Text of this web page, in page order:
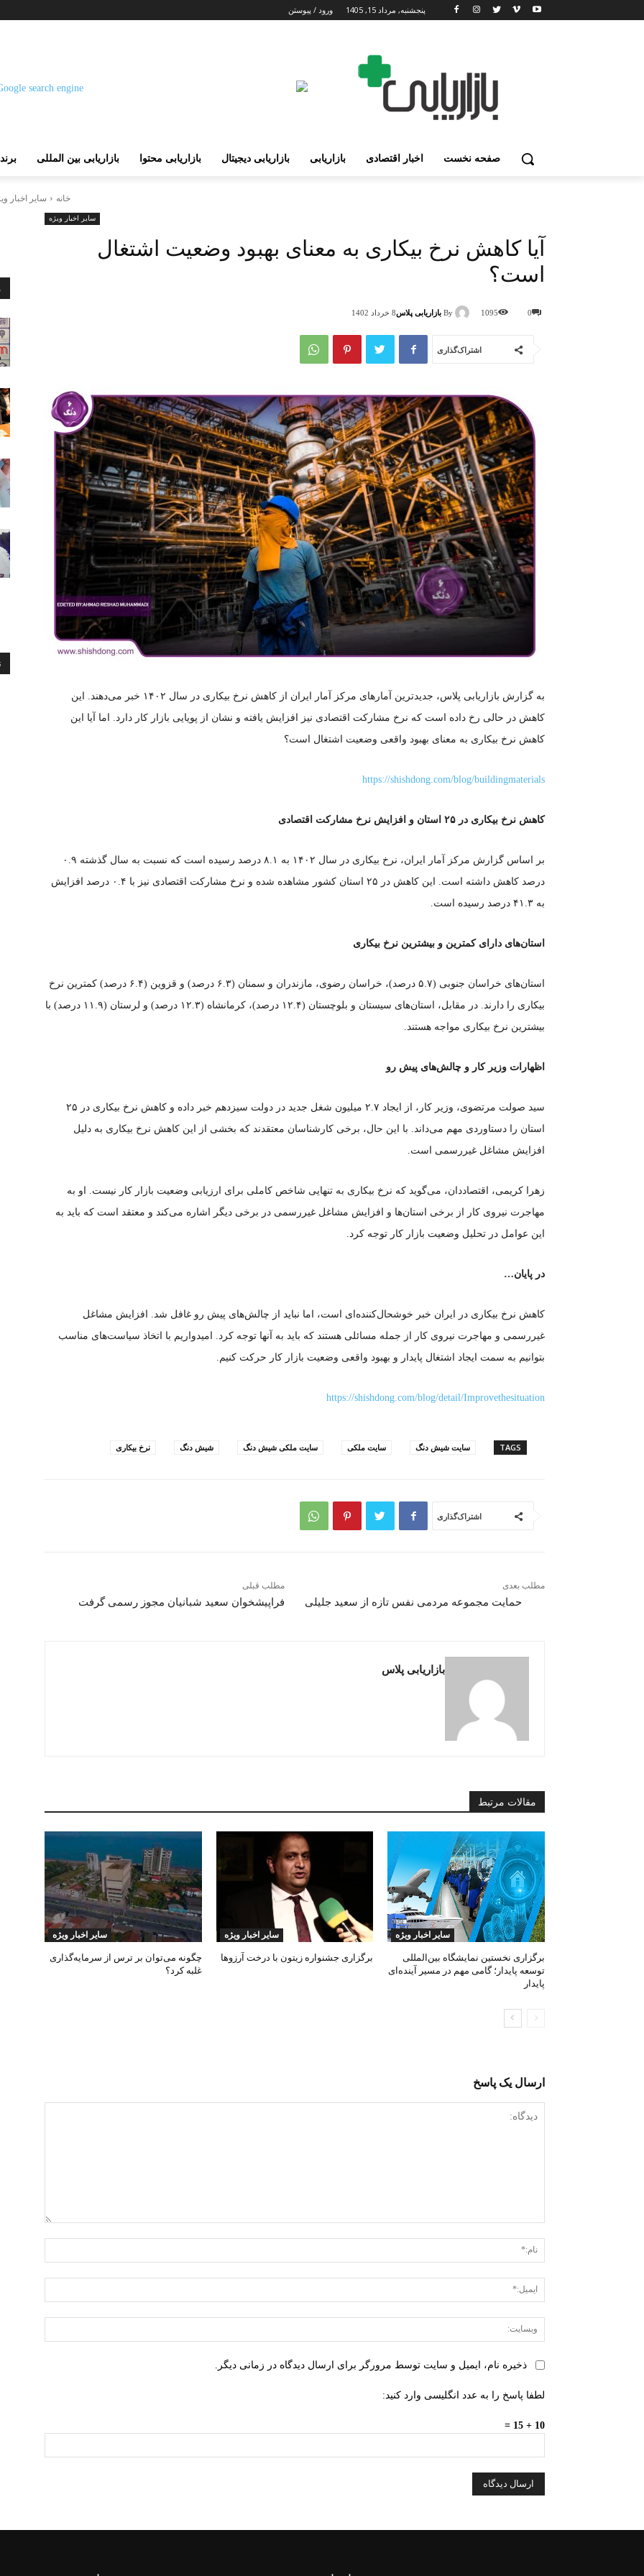
پنجشنبه, مرداد 15, 1405 ورود / پیوستن
صفحه نخست اخبار اقتصادی بازاریابی بازاریابی دیجیتال بازاریابی محتوا بازاریابی بین المللی
خانه سایر اخبار
سایر اخبار ویژه
آیا کاهش نرخ بیکاری به معنای بهبود وضعیت اشتغال
است؟
By بازاریابی پلاس8 خرداد 1402 0
1095
اشتراک‌گذاری
به گزارش بازاریابی پلاس، جدیدترین آمارهای مرکز آمار ایران از کاهش نرخ بیکاری در سال ۱۴۰۲ خبر می‌دهند. این
کاهش در حالی رخ داده است که نرخ مشارکت اقتصادی نیز افزایش یافته و نشان از پویایی بازار کار دارد. اما آیا این
کاهش نرخ بیکاری به معنای بهبود واقعی وضعیت اشتغال است؟
https://shishdong.com/blog/buildingmaterials
کاهش نرخ بیکاری در ۲۵ استان و افزایش نرخ مشارکت اقتصادی
بر اساس گزارش مرکز آمار ایران، نرخ بیکاری در سال ۱۴۰۲ به ۸.۱ درصد رسیده است که نسبت به سال گذشته ۰.۹
درصد کاهش داشته است. این کاهش در ۲۵ استان کشور مشاهده شده و نرخ مشارکت اقتصادی نیز با ۰.۴ درصد افزایش
به ۴۱.۳ درصد رسیده است.
استان‌های دارای کمترین و بیشترین نرخ بیکاری
استان‌های خراسان جنوبی (۵.۷ درصد)، خراسان رضوی، مازندران و سمنان (۶.۳ درصد) و قزوین (۶.۴ درصد) کمترین نرخ
بیکاری را دارند. در مقابل، استان‌های سیستان و بلوچستان (۱۲.۴ درصد)، کرمانشاه (۱۲.۳ درصد) و لرستان (۱۱.۹ درصد) با
بیشترین نرخ بیکاری مواجه هستند.
اظهارات وزیر کار و چالش‌های پیش رو
سید صولت مرتضوی، وزیر کار، از ایجاد ۲.۷ میلیون شغل جدید در دولت سیزدهم خبر داده و کاهش نرخ بیکاری در ۲۵
استان را دستاوردی مهم می‌داند. با این حال، برخی کارشناسان معتقدند که بخشی از این کاهش نرخ بیکاری به دلیل
افزایش مشاغل غیررسمی است.
زهرا کریمی، اقتصاددان، می‌گوید که نرخ بیکاری به تنهایی شاخص کاملی برای ارزیابی وضعیت بازار کار نیست. او به
مهاجرت نیروی کار از برخی استان‌ها و افزایش مشاغل غیررسمی در برخی دیگر اشاره می‌کند و معتقد است که باید به
این عوامل در تحلیل وضعیت بازار کار توجه کرد.
در پایان…
کاهش نرخ بیکاری در ایران خبر خوشحال‌کننده‌ای است، اما نباید از چالش‌های پیش رو غافل شد. افزایش مشاغل
غیررسمی و مهاجرت نیروی کار از جمله مسائلی هستند که باید به آنها توجه کرد. امیدواریم با اتخاذ سیاست‌های مناسب
بتوانیم به سمت ایجاد اشتغال پایدار و بهبود واقعی وضعیت بازار کار حرکت کنیم.
https://shishdong.com/blog/detail/Improvethesituation
TAGS سایت شیش دنگ سایت ملکی سایت ملکی شیش دنگ شیش دنگ نرخ بیکاری
اشتراک‌گذاری
مطلب قبلی
فراپیشخوان سعید شبانیان مجوز رسمی گرفت
مطلب بعدی
حمایت مجموعه مردمی نفس تازه از سعید جلیلی
بازاریابی پلاس
مقالات مرتبط
سایر اخبار ویژه
برگزاری نخستین نمایشگاه بین‌المللی
توسعه پایدار؛ گامی مهم در مسیر آینده‌ای
پایدار
سایر اخبار ویژه
برگزاری جشنواره زیتون با درخت آرزوها
سایر اخبار ویژه
چگونه می‌توان بر ترس از سرمایه‌گذاری
غلبه کرد؟
ارسال یک پاسخ
ذخیره نام، ایمیل و سایت توسط مرورگر برای ارسال دیدگاه در زمانی دیگر.
لطفا پاسخ را به عدد انگلیسی وارد کنید:
10 + 15 =